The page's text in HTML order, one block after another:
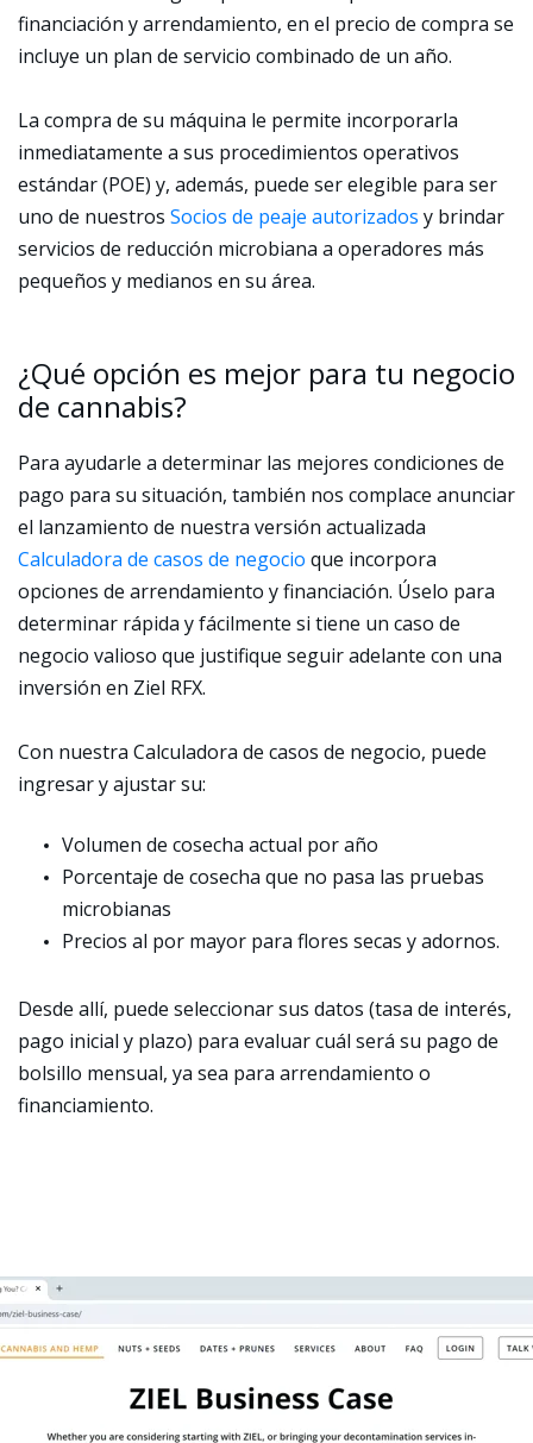
financiación y arrendamiento, en el precio de compra se
incluye un plan de servicio combinado de un año.
La compra de su máquina le permite incorporarla
inmediatamente a sus procedimientos operativos
estándar (POE) y, además, puede ser elegible para ser
uno de nuestros Socios de peaje autorizados y brindar
servicios de reducción microbiana a operadores más
pequeños y medianos en su área.
¿Qué opción es mejor para tu negocio
de cannabis?
Para ayudarle a determinar las mejores condiciones de
pago para su situación, también nos complace anunciar
el lanzamiento de nuestra versión actualizada
Calculadora de casos de negocio que incorpora
opciones de arrendamiento y financiación. Úselo para
determinar rápida y fácilmente si tiene un caso de
negocio valioso que justifique seguir adelante con una
inversión en Ziel RFX.
Con nuestra Calculadora de casos de negocio, puede
ingresar y ajustar su:
Volumen de cosecha actual por año
Porcentaje de cosecha que no pasa las pruebas
microbianas
Precios al por mayor para flores secas y adornos.
Desde allí, puede seleccionar sus datos (tasa de interés,
pago inicial y plazo) para evaluar cuál será su pago de
bolsillo mensual, ya sea para arrendamiento o
financiamiento.